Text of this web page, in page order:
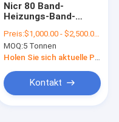
Nicr 80 Band-
Heizungs-Band-
Chromnickel-20 625
Preis:$1,000.00 - $2,500.00/Tons
MOQ:5 Tonnen
Holen Sie sich aktuelle Preis
Kontakt